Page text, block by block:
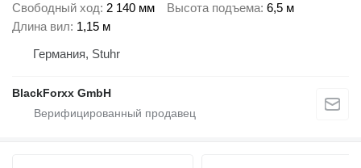
Свободный ход 2 140 мм Высота подъема 6,5 м
Длина вил 1,15 м
Германия, Stuhr
BlackForxx GmbH